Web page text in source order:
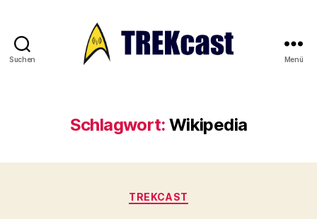
Suchen Menü
Schlagwort: Wikipedia
Kategorien
TREKCAST